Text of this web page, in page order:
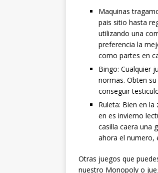
Maquinas
pais sitio hasta
utilizando una
preferencia la
como partes en
Bingo: Cualquier
normas. Obten
conseguir
Ruleta: Bien en
en es invierno
casilla caera una
ahora el numero,
Otras juegos que
nuestro Monopoly o